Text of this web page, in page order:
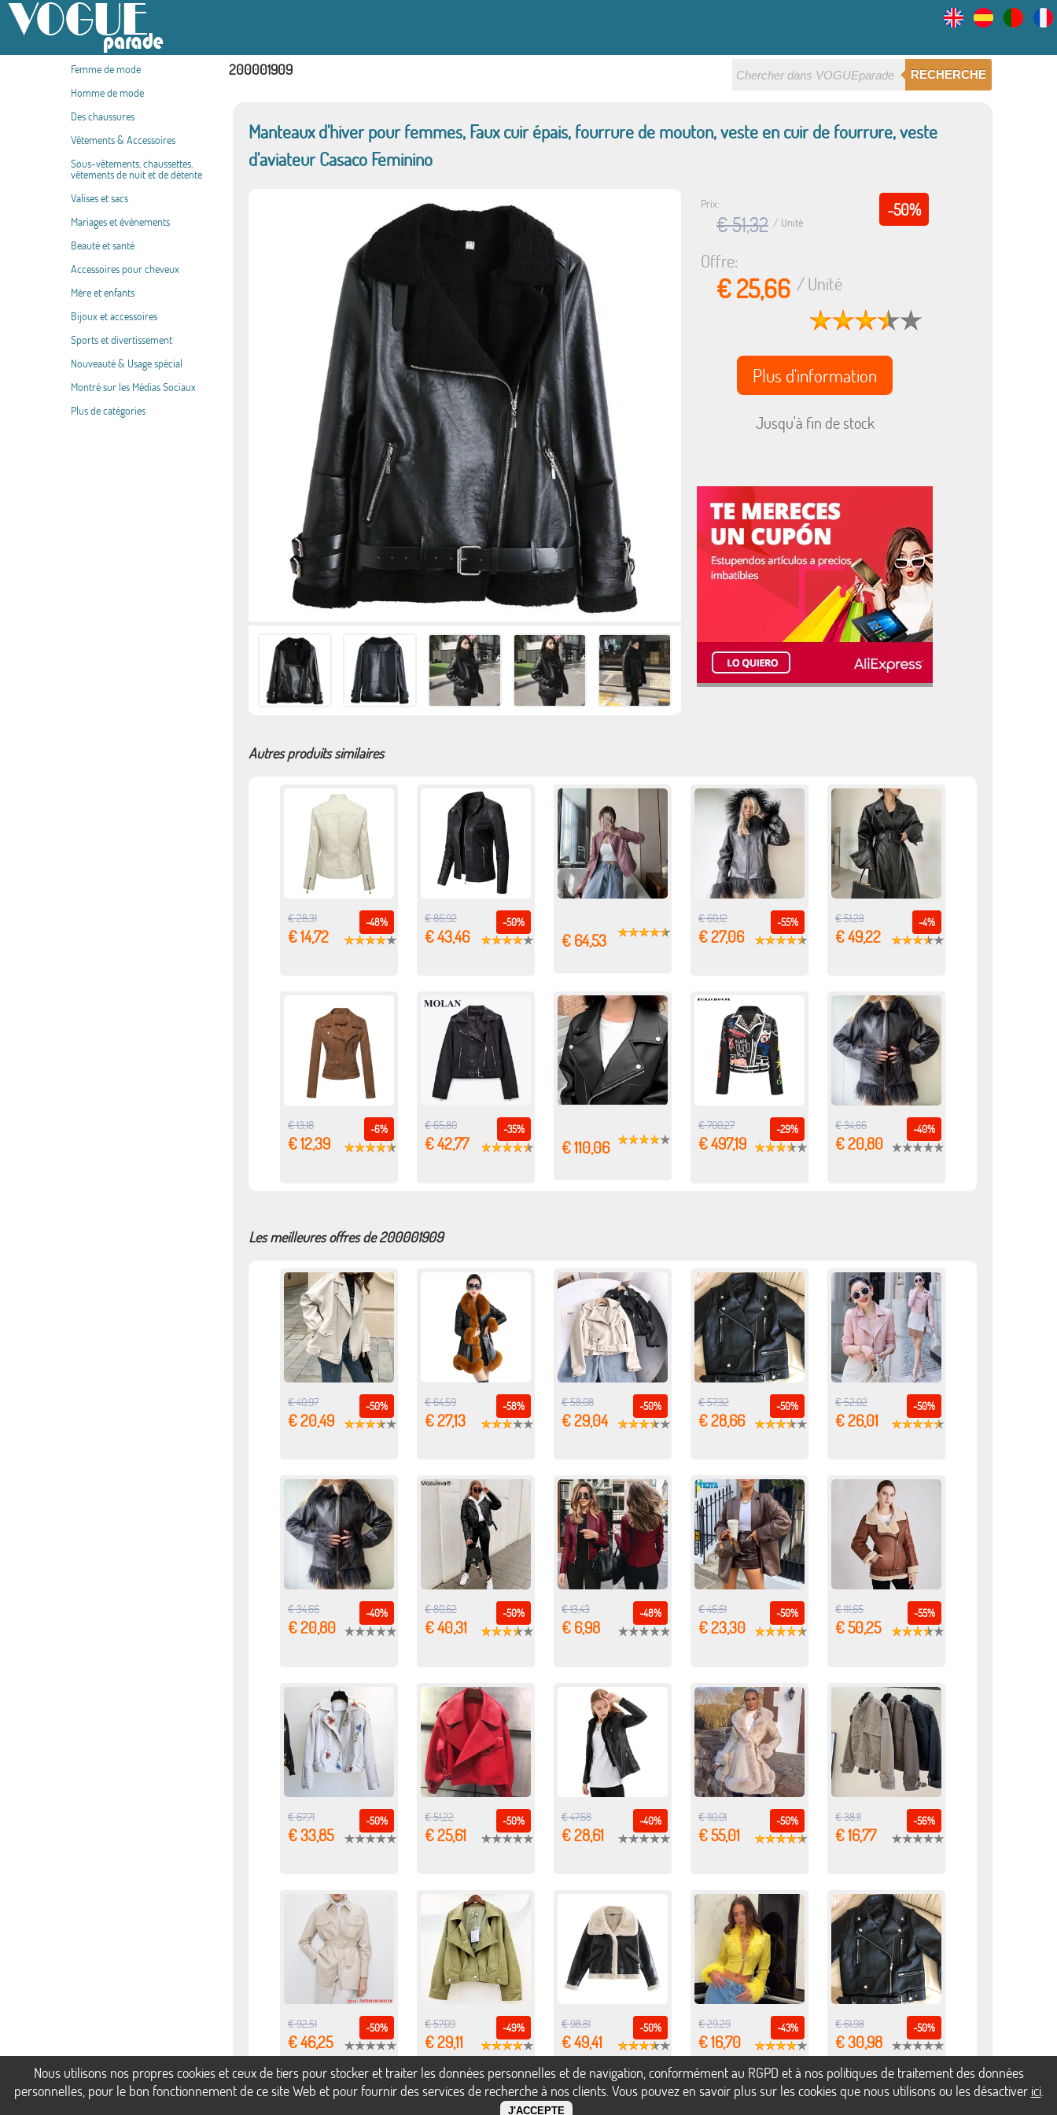
Femme de mode
Homme de mode
Des chaussures
Vêtements & Accessoires
Sous-vêtements, chaussettes,
vêtements de nuit et de détente
Valises et sacs
Mariages et événements
Beauté et santé
Accessoires pour cheveux
Mère et enfants
Bijoux et accessoires
Sports et divertissement
Nouveauté & Usage spécial
Montré sur les Médias Sociaux
Plus de catégories
RECHERCHE
200001909
Manteaux d'hiver pour femmes, Faux cuir épais, fourrure de mouton, veste en cuir de fourrure, veste
d'aviateur Casaco Feminino
-50%
Prix:
€ 51,32 / Unité
Offre:
€ 25,66 / Unité
Plus d'information
Jusqu'à fin de stock
Autres produits similaires
-48%
€ 28,31
€ 14,72
-50%
€ 86,92
€ 43,46 € 64,53
-55%
€ 60,12
€ 27,06
-4%
€ 51,28
€ 49,22
-6%
€ 13,18
€ 12,39
-35%
€ 65,80
€ 42,77 € 110,06
-29%
€ 700,27
€ 497,19
-40%
€ 34,66
€ 20,80
Les meilleures offres de 200001909
-50%
€ 40,97
€ 20,49
-58%
€ 64,59
€ 27,13
-50%
€ 58,08
€ 29,04
-50%
€ 57,32
€ 28,66
-50%
€ 52,02
€ 26,01
-40%
€ 34,66
€ 20,80
-50%
€ 80,62
€ 40,31
-48%
€ 13,43
€ 6,98
-50%
€ 46,61
€ 23,30
-55%
€ 111,65
€ 50,25
-50%
€ 67,71
€ 33,85
-50%
€ 51,22
€ 25,61
-40%
€ 47,68
€ 28,61
-50%
€ 110,01
€ 55,01
-56%
€ 38,11
€ 16,77
-50%
€ 92,51
€ 46,25
-49%
€ 57,09
€ 29,11
-50%
€ 98,81
€ 49,41
-43%
€ 29,29
€ 16,70
-50%
€ 61,98
€ 30,98
Nous utilisons nos propres cookies et ceux de tiers pour stocker et traiter les données personnelles et de navigation, conformément au RGPD et à nos politiques de traitement des données
personnelles, pour le bon fonctionnement de ce site Web et pour fournir des services de recherche à nos clients. Vous pouvez en savoir plus sur les cookies que nous utilisons ou les désactiver ici.
J'ACCEPTE